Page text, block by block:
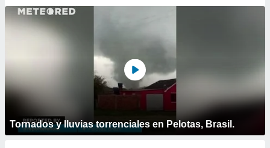
Tornados y lluvias torrenciales en Pelotas, Brasil.